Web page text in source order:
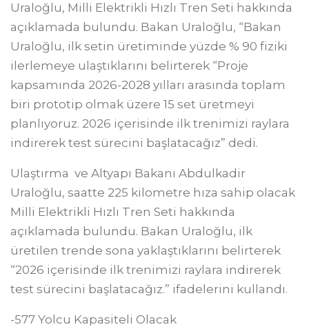
Uraloğlu, Milli Elektrikli Hızlı Tren Seti hakkında
açıklamada bulundu. Bakan Uraloğlu, “Bakan
Uraloğlu, ilk setin üretiminde yüzde % 90 fiziki
ilerlemeye ulaştıklarını belirterek “Proje
kapsamında 2026-2028 yılları arasında toplam
biri prototip olmak üzere 15 set üretmeyi
planlıyoruz. 2026 içerisinde ilk trenimizi raylara
indirerek test sürecini başlatacağız” dedi.
Ulaştırma ve Altyapı Bakanı Abdulkadir
Uraloğlu, saatte 225 kilometre hıza sahip olacak
Milli Elektrikli Hızlı Tren Seti hakkında
açıklamada bulundu. Bakan Uraloğlu, ilk
üretilen trende sona yaklaştıklarını belirterek
“2026 içerisinde ilk trenimizi raylara indirerek
test sürecini başlatacağız.” ifadelerini kullandı.
-577 Yolcu Kapasiteli Olacak